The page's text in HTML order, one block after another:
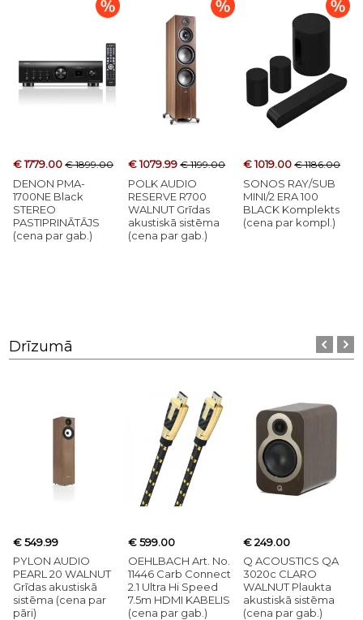
€ 1779.00€ 1899.00
DENON PMA-
1700NE Black
STEREO
PASTIPRINĀTĀJS
(cena par gab.)
€ 1079.99€ 1199.00
POLK AUDIO
RESERVE R700
WALNUT Grīdas
akustiskā sistēma
(cena par gab.)
€ 1019.00€ 1186.00
SONOS RAY/SUB
MINI/2 ERA 100
BLACK Komplekts
(cena par kompl.)
Drīzumā
€ 549.99
PYLON AUDIO
PEARL 20 WALNUT
Grīdas akustiskā
sistēma (cena par
pāri)
€ 599.00
OEHLBACH Art. No.
11446 Carb Connect
2.1 Ultra Hi Speed
7.5m HDMI KABELIS
(cena par gab.)
€ 249.00
Q ACOUSTICS QA
3020c CLARO
WALNUT Plaukta
akustiskā sistēma
(cena par gab.)